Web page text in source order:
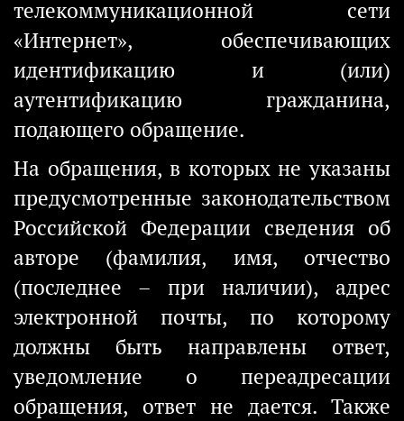
телекоммуникационной сети
«Интернет», обеспечивающих
идентификацию и (или)
аутентификацию гражданина,
подающего обращение.
На обращения, в которых не указаны
предусмотренные законодательством
Российской Федерации сведения об
авторе (фамилия, имя, отчество
(последнее – при наличии), адрес
электронной почты, по которому
должны быть направлены ответ,
уведомление о переадресации
обращения, ответ не дается. Также